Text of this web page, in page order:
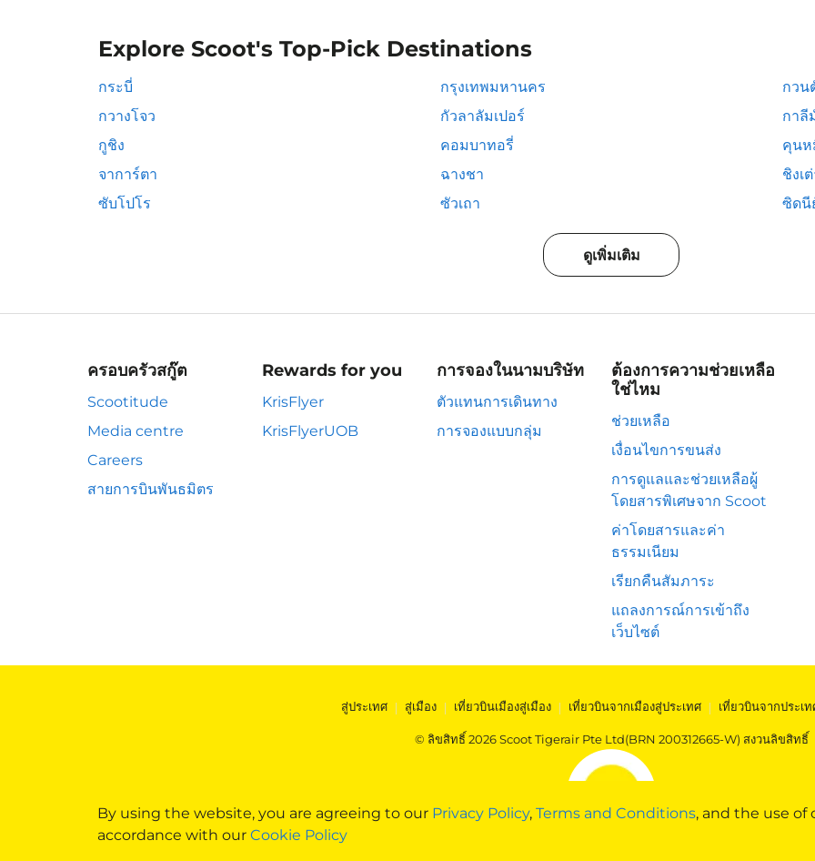
By using the website, you are agreeing to our Privacy Policy, Terms and Conditions, and the use of
accordance with our Cookie Policy
Explore Scoot's Top-Pick Destinations
กระบี่ กรุงเทพมหานคร
กวน
กวางโจว
กัวลาลัมเปอร์
กาลี
กูชิง
คอมบาทอรี่
คุนห
จาการ์ตา
ฉางชา
ชิงเ
ซับโปโร
ซัวเถา ซิดนี
ดูเพิ่มเติม
ครอบครัวสกู๊ต
Scootitude
Media centre
Careers
สายการบินพันธมิตร
Rewards for you
KrisFlyer
KrisFlyerUOB
การจองในนามบริษัท
ตัวแทนการเดินทาง
การจองแบบกลุ่ม
ต้องการความช่วยเหลือ
ใช่ไหม
ช่วยเหลือ
เงื่อนไขการขนส่ง
การดูแลและช่วยเหลือผู้
โดยสารพิเศษจาก Scoot
ค่าโดยสารและค่า
ธรรมเนียม
เรียกคืนสัมภาระ
แถลงการณ์การเข้าถึง
เว็บไซต์
สู่ประเทศ | สู่เมือง | เที่ยวบินเมืองสู่เมือง | เที่ยวบินจากเมืองสู่ประเทศ | เที่ยวบินจากประเท
© ลิขสิทธิ์ 2026 Scoot Tigerair Pte Ltd(BRN 200312665-W) สงวนลิขสิทธิ์